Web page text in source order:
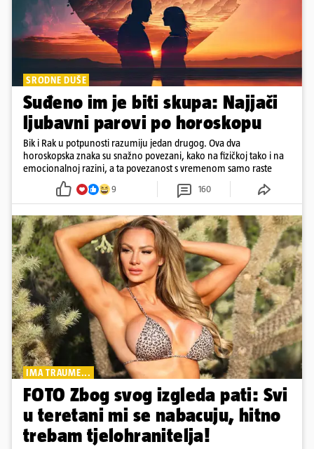
SRODNE DUŠE
Suđeno im je biti skupa: Najjači
ljubavni parovi po horoskopu
Bik i Rak u potpunosti razumiju jedan drugog. Ova dva
horoskopska znaka su snažno povezani, kako na fizičkoj tako i na
emocionalnoj razini, a ta povezanost s vremenom samo raste
9 160
IMA TRAUME...
FOTO Zbog svog izgleda pati: Svi
u teretani mi se nabacuju, hitno
trebam tjelohranitelja!